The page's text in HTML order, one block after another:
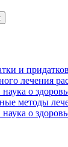
и
лечения
о
методы
о